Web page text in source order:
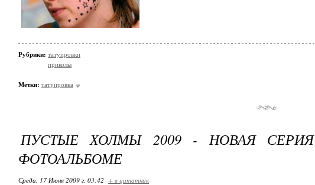
Рубрики: татуировки
приколы
Метки: татуировка
ПУСТЫЕ ХОЛМЫ 2009 - НОВАЯ
ФОТОАЛЬБОМЕ
Среда, 17 Июня 2009 г. 03:42 + в цитатник